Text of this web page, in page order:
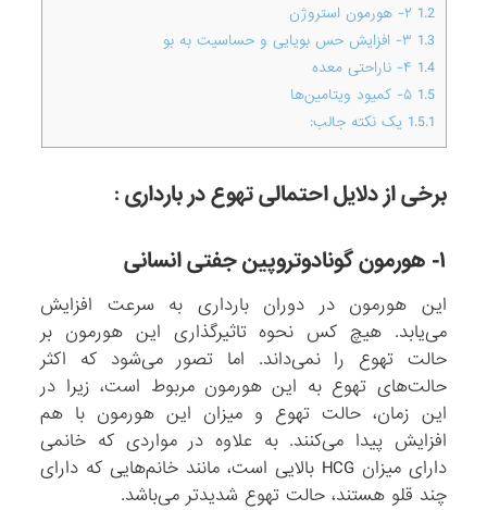
1.2
1.3
1.4
1.5 ۵- کمیود ویتامین‌ها
1.5.1 یک نکته جالب:
برخی از دلایل احتمالی تهوع در بارداری :
۱- هورمون گونادوتروپین جفتی انسانی
این هورمون در دوران بارداری به سرعت افزایش
می‌یابد. هیچ کس نحوه تاثیرگذاری این هورمون بر
حالت تهوع را نمی‌داند. اما تصور می‌شود که اکثر
حالت‌های تهوع به این هورمون مربوط است، زیرا در
این زمان، حالت تهوع و میزان این هورمون با هم
افزایش پیدا می‌کنند. به علاوه در مواردی که خانمی
دارای میزان HCG بالایی است، مانند خانم‌هایی که دارای
چند قلو هستند، حالت تهوع شدید‌تر می‌باشد.